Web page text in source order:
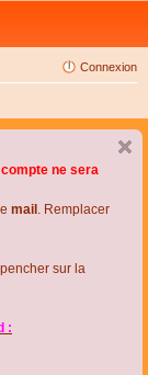
Connexion
ne sera
mail . Remplacer
sur la
: